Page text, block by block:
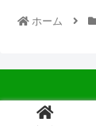
ホーム